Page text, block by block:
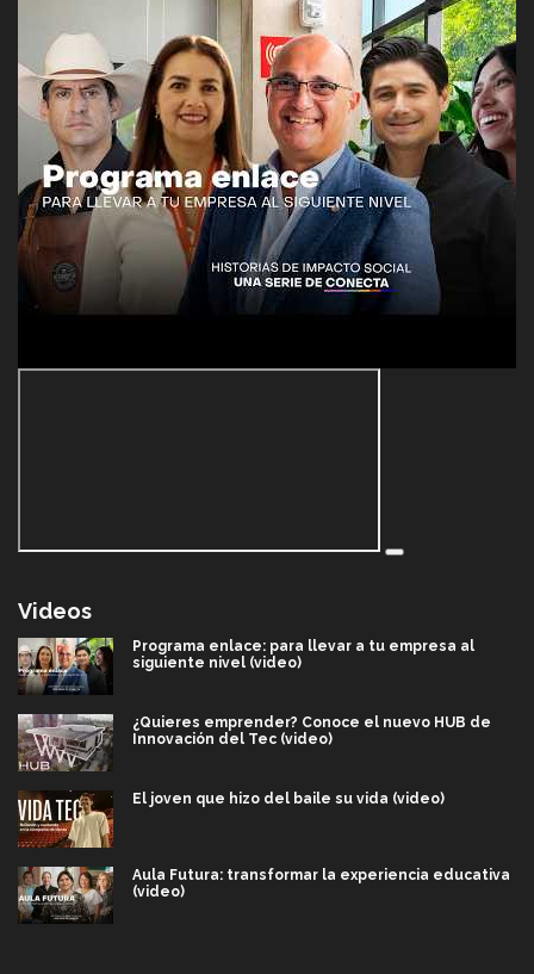
Videos
Programa enlace: para llevar a tu empresa al
siguiente nivel (video)
¿Quieres emprender? Conoce el nuevo HUB de
Innovación del Tec (video)
El joven que hizo del baile su vida (video)
Aula Futura: transformar la experiencia educativa
(video)